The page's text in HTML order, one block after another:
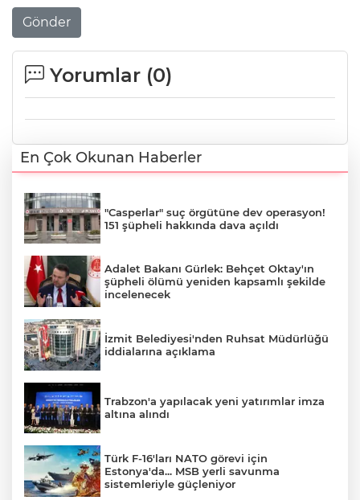
Gönder
Yorumlar (0)
En Çok Okunan Haberler
"Casperlar" suç örgütüne dev operasyon!
151 şüpheli hakkında dava açıldı
Adalet Bakanı Gürlek: Behçet Oktay'ın
şüpheli ölümü yeniden kapsamlı şekilde
incelenecek
İzmit Belediyesi'nden Ruhsat Müdürlüğü
iddialarına açıklama
Trabzon'a yapılacak yeni yatırımlar imza
altına alındı
Türk F-16'ları NATO görevi için
Estonya'da... MSB yerli savunma
sistemleriyle güçleniyor